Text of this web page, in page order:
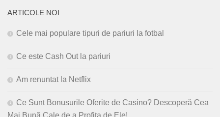
ARTICOLE NOI
Cele mai populare tipuri de pariuri la fotbal
Ce este Cash Out la pariuri
Am renuntat la Netflix
Ce Sunt Bonusurile Oferite de Casino? Descoperă Cea
Mai Bună Cale de a Profita de Ele!